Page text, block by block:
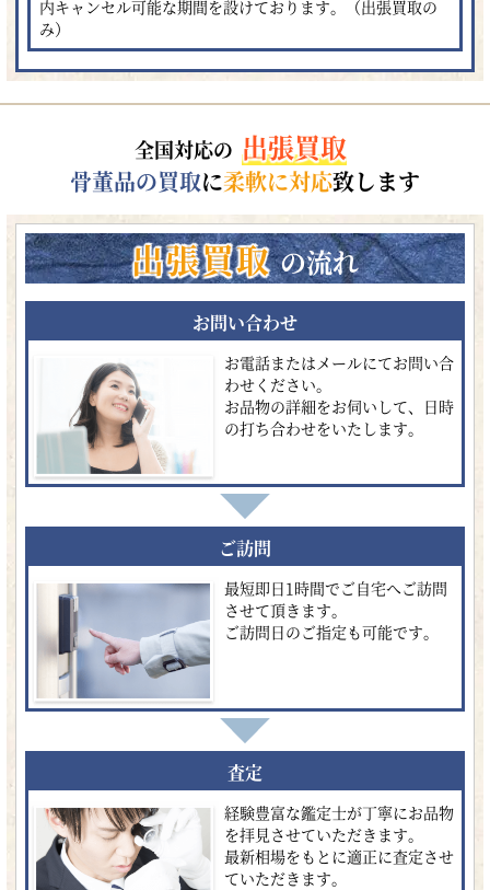
内キャンセル可能な期間を設けております。（出張買取の
み）
全国対応の 出張買取
骨董品の買取に柔軟に対応致します
出張買取 の流れ
お問い合わせ
お電話またはメールにてお問い合
わせください。
お品物の詳細をお伺いして、日時
の打ち合わせをいたします。
ご訪問
最短即日1時間でご自宅へご訪問
させて頂きます。
ご訪問日のご指定も可能です。
査定
経験豊富な鑑定士が丁寧にお品物
を拝見させていただきます。
最新相場をもとに適正に査定させ
ていただきます。